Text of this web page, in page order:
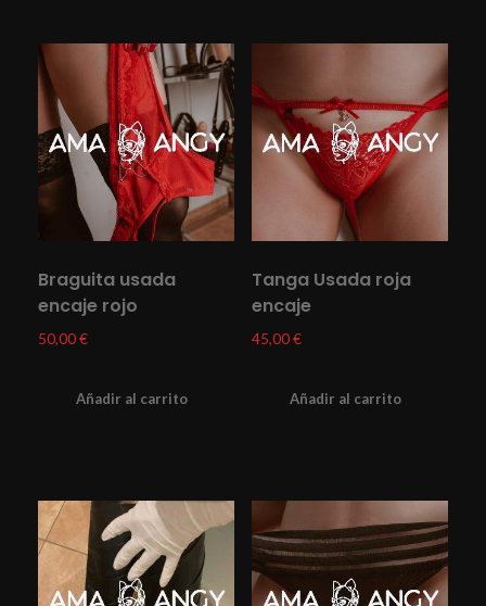
Braguita usada
encaje rojo
50,00€
Añadir al carrito
Tanga Usada roja
encaje
45,00€
Añadir al carrito